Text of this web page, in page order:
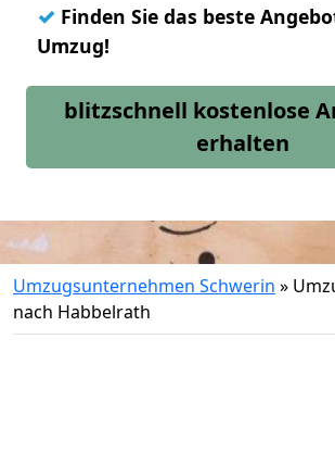
✓ Finden Sie das beste
Umzug!
blitzschnell kostenlose
erhalten
Umzugsunternehmen Schwerin »
nach Habbelrath